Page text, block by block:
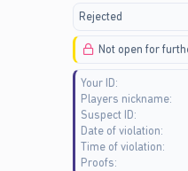
a
s
a
r
t
e
r
Rejected
Not open for
Your ID
Players nickname
Suspect ID
Date of violation
Time of violation
Proofs